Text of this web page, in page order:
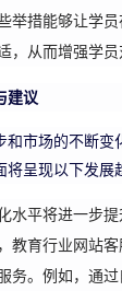
举措能够让学
，从而增强学员
建议
和市场的不断
呈现以下发展
水平将进一步
教育行业网站
务。例如，通